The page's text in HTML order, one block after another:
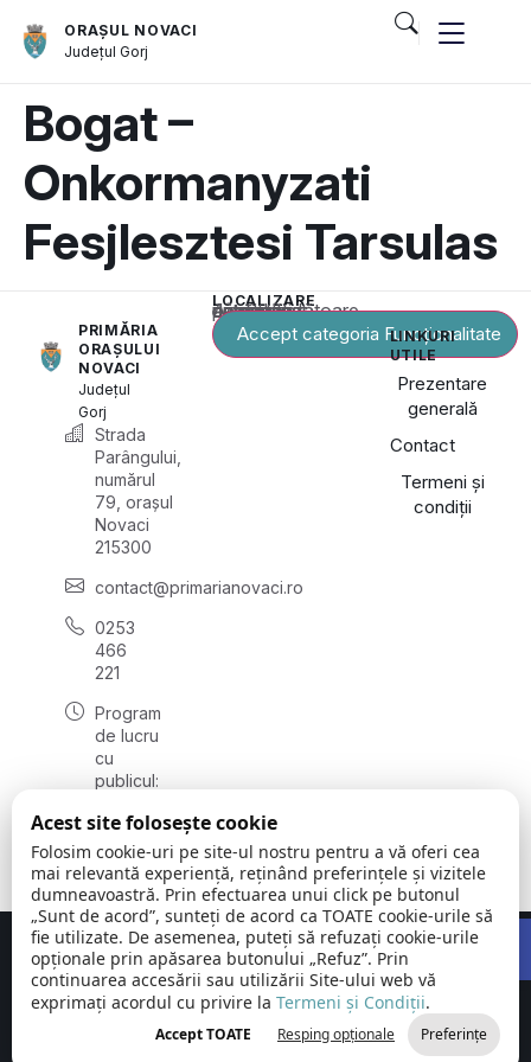
ORAȘUL NOVACI
JudețulGorj
Bogat –
Onkormanyzati
Fesjlesztesi Tarsulas
PRIMĂRIA
ORAȘULUI
NOVACI
Județul
Gorj
Strada
Parângului,
numărul
79, orașul
Novaci
215300
contact@primarianovaci.ro
0253
466
221
Program
de lucru
cu
publicul:
vineri
08:00 -
16:00
LOCALIZARE
Acest conținut este blocat până când acceptați categoria corespunzătoare de cookie-uri.
Accept categoria Funcționalitate
LINKURI
UTILE
Prezentare
generală
Contact
Termeni și
condiții
Orașul
Novaci |
Județul Gorj
©
2026
Toate
drepturile
rezervate
Concept realizat deBig Media Relații Publice SRL
Acest site folosește cookie
Folosim cookie-uri pe site-ul nostru pentru a vă oferi cea
mai relevantă experiență, reținând preferințele și vizitele
dumneavoastră. Prin efectuarea unui click pe butonul
„Sunt de acord”, sunteți de acord ca TOATE cookie-urile să
fie utilizate. De asemenea, puteți să refuzați cookie-urile
opționale prin apăsarea butonului „Refuz”. Prin
continuarea accesării sau utilizării Site-ului web vă
exprimați acordul cu privire la Termeni și Condiții.
Accept TOATE Resping opționale Preferințe